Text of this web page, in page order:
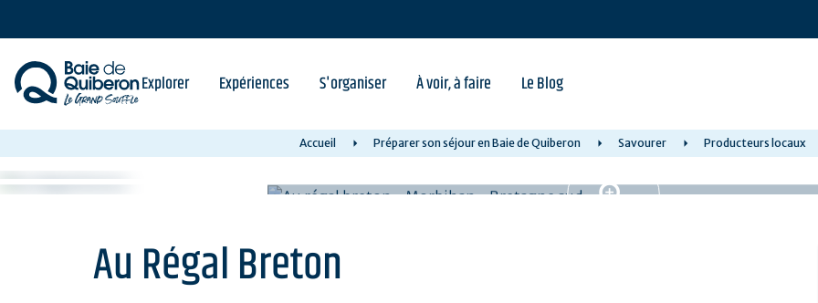
principal
Explorer Expériences S'organiser À voir, à faire Le Blog
Accueil Préparer son séjour en Baie de Quiberon Savourer Producteurs locaux
Au Régal Breton